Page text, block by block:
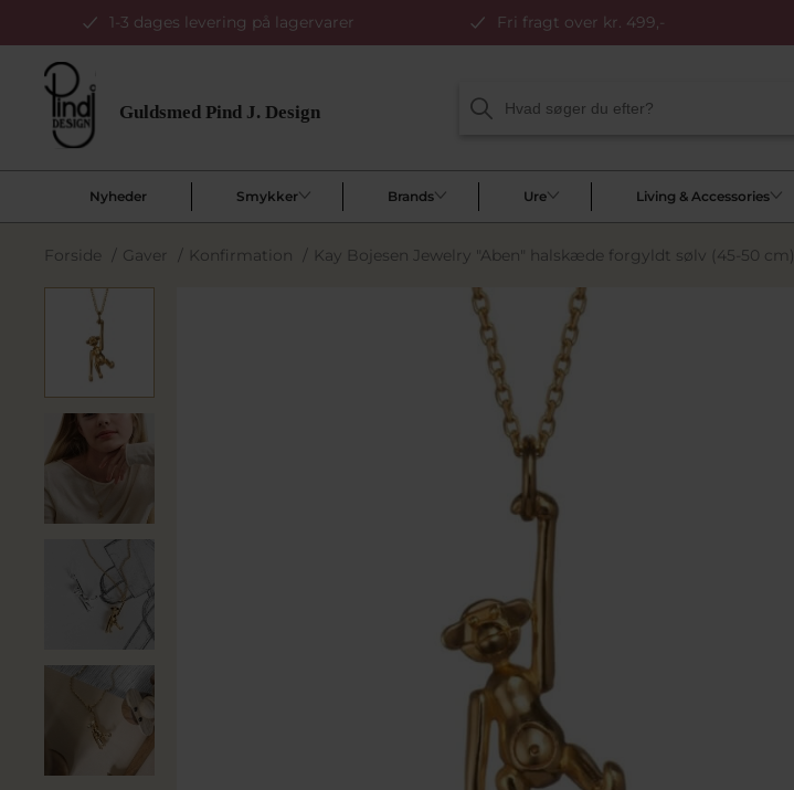
1-3 dages levering på lagervarer Fri fragt over kr. 499,-
Nyheder Smykker Brands Ure Living & Accessories
Forside / Gaver / Konfirmation / Kay Bojesen Jewelry "Aben" halskæde forgyldt sølv (45-50 cm)